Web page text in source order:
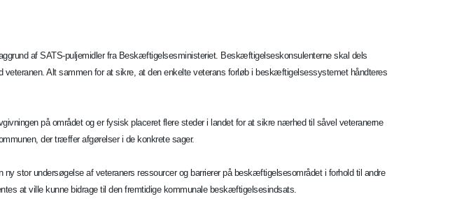
af SATS-puljemidler fra Beskæftigelsesministeriet. Beskæftigelseskonsulenterne skal dels
Alt sammen for at sikre, at den enkelte veterans forløb i beskæftigelsessystemet håndteres
på området og er fysisk placeret flere steder i landet for at sikre nærhed til såvel veteranerne
der træffer afgørelser i de konkrete sager.
stor undersøgelse af veteraners ressourcer og barrierer på beskæftigelsesområdet i forhold til andre
at ville kunne bidrage til den fremtidige kommunale beskæftigelsesindsats.